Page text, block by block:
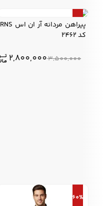
20%
پیراهن مردانه آر ان اس RNS
کد 2462
3,500,000
2,800,000
60%